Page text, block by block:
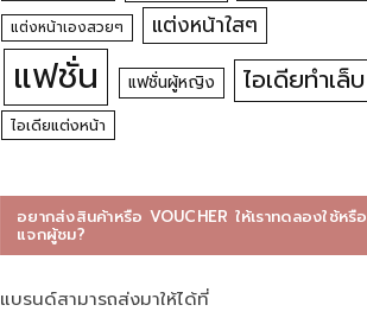
แต่งหน้าเองสวยๆ
แต่งหน้าใสๆ
แฟชั่น แฟชั่นผู้หญิง ไอเดียทำเล็บ
ไอเดียแต่งหน้า
อยากส่งสินค้าหรือ VOUCHER ให้เราทดลองใช้หรือ
แจกผู้ชม?
แบรนด์สามารถส่งมาให้ได้ที่